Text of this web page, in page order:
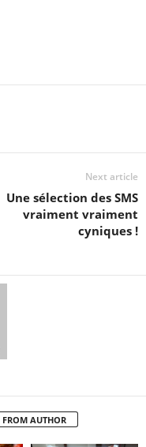
Next article
Une sélection des SMS
vraiment vraiment
cyniques !
FROM AUTHOR